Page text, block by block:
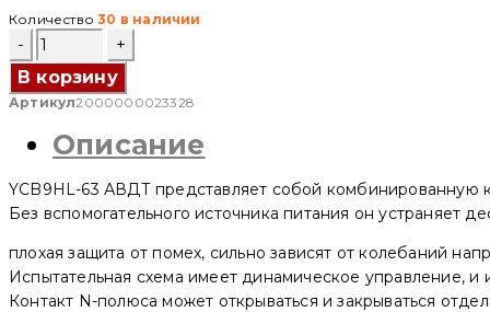
Количество 30 в наличии
Количество
товара
Дифференциальный
автоматический
выключатель
YCB9HL-
63
10
A,
6kA,
C,
Type
AC
В корзину
Артикул2000000023328
Описание
YCB9HL-63 АВДТ представляет собой комбинированную
Без вспомогательного источника питания он устраняет
плохая защита от помех, сильно зависят от колебаний
Испытательная схема имеет динамическое управление, и
Контакт N-полюса может открываться и закрываться